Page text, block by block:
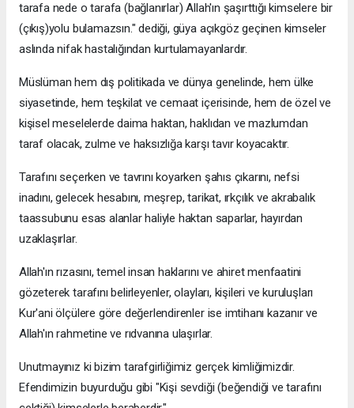
tarafa nede o tarafa (bağlanırlar) Allah'ın şaşırttığı kimselere bir
(çıkış)yolu bulamazsın." dediği, güya açıkgöz geçinen kimseler
aslında nifak hastalığından kurtulamayanlardır.
Müslüman hem dış politikada ve dünya genelinde, hem ülke
siyasetinde, hem teşkilat ve cemaat içerisinde, hem de özel ve
kişisel meselelerde daima haktan, haklıdan ve mazlumdan
taraf olacak, zulme ve haksızlığa karşı tavır koyacaktır.
Tarafını seçerken ve tavrını koyarken şahıs çıkarını, nefsi
inadını, gelecek hesabını, meşrep, tarikat, ırkçılık ve akrabalık
taassubunu esas alanlar haliyle haktan saparlar, hayırdan
uzaklaşırlar.
Allah'ın rızasını, temel insan haklarını ve ahiret menfaatini
gözeterek tarafını belirleyenler, olayları, kişileri ve kuruluşları
Kur'ani ölçülere göre değerlendirenler ise imtihanı kazanır ve
Allah'ın rahmetine ve rıdvanına ulaşırlar.
Unutmayınız ki bizim tarafgirliğimiz gerçek kimliğimizdir.
Efendimizin buyurduğu gibi "Kişi sevdiği (beğendiği ve tarafını